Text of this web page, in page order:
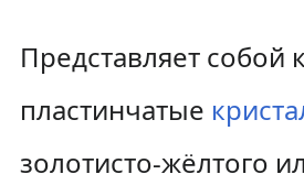
Представляет собой
пластинчатые
золотисто-жёлтого